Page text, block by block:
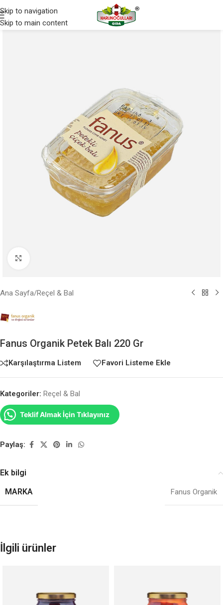
Skip to navigation
Skip to main content
Ana Sayfa/Reçel & Bal
Fanus Organik Petek Balı 220 Gr
Karşılaştırma Listem Favori Listeme Ekle
Kategoriler: Reçel & Bal
Teklif Almak İçin Tıklayınız
Paylaş:
Ek bilgi
MARKA
Fanus Organik
İlgili ürünler